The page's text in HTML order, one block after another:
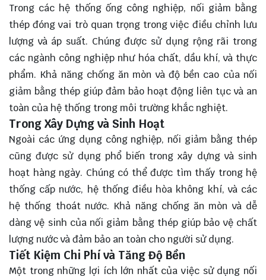
Trong các hệ thống ống công nghiệp, nối giảm bằng
thép đóng vai trò quan trọng trong việc điều chỉnh lưu
lượng và áp suất. Chúng được sử dụng rộng rãi trong
các ngành công nghiệp như hóa chất, dầu khí, và thực
phẩm. Khả năng chống ăn mòn và độ bền cao của nối
giảm bằng thép giúp đảm bảo hoạt động liên tục và an
toàn của hệ thống trong môi trường khắc nghiệt.
Trong Xây Dựng và Sinh Hoạt
Ngoài các ứng dụng công nghiệp, nối giảm bằng thép
cũng được sử dụng phổ biến trong xây dựng và sinh
hoạt hàng ngày. Chúng có thể được tìm thấy trong hệ
thống cấp nước, hệ thống điều hòa không khí, và các
hệ thống thoát nước. Khả năng chống ăn mòn và dễ
dàng vệ sinh của nối giảm bằng thép giúp bảo vệ chất
lượng nước và đảm bảo an toàn cho người sử dụng.
Tiết Kiệm Chi Phí và Tăng Độ Bền
Một trong những lợi ích lớn nhất của việc sử dụng nối